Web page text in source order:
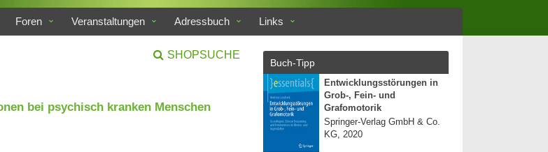
Foren Veranstaltungen Adressbuch Links
SHOPSUCHE
bei psychisch kranken Menschen
Buch-Tipp
Entwicklungsstörungen in
Grob-, Fein- und
Grafomotorik
Springer-Verlag GmbH & Co.
KG, 2020